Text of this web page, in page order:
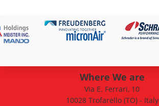
Where We are
Via E. Ferrari, 10
10028 Trofarello (TO) - Italy